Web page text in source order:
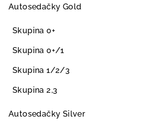
Autosedačky Gold
Skupina 0+
Skupina 0+/1
Skupina 1/2/3
Skupina 2,3
Autosedačky Silver